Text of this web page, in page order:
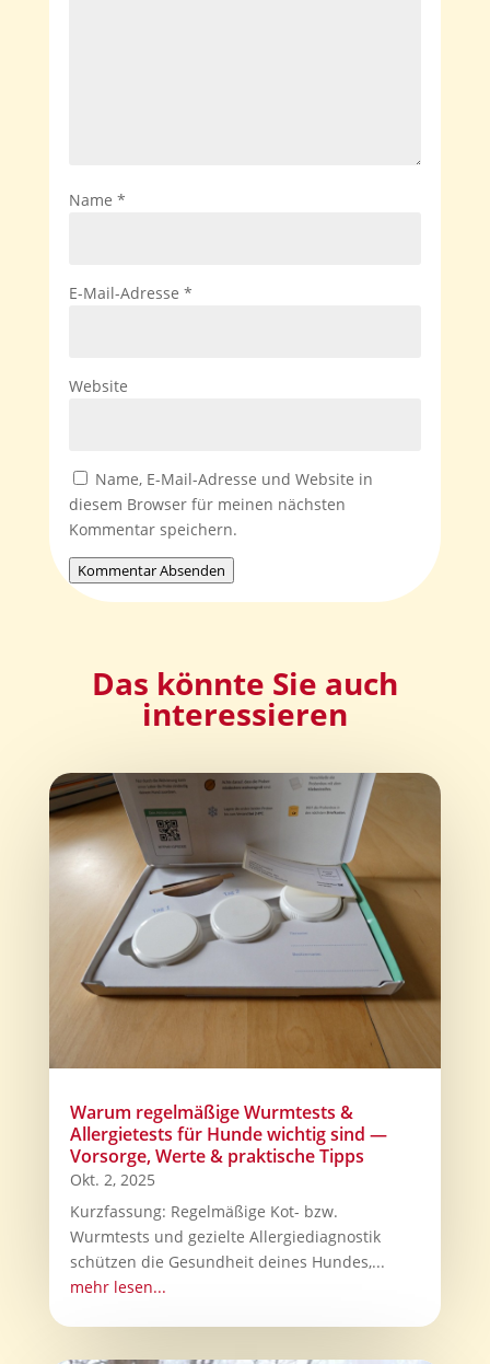
Name *
E-Mail-Adresse *
Website
Name, E-Mail-Adresse und Website in
diesem Browser für meinen nächsten
Kommentar speichern.
Kommentar Absenden
Das könnte Sie auch
interessieren
Warum regelmäßige Wurmtests &
Allergietests für Hunde wichtig sind —
Vorsorge, Werte & praktische Tipps
Okt. 2, 2025
Kurzfassung: Regelmäßige Kot- bzw.
Wurmtests und gezielte Allergiediagnostik
schützen die Gesundheit deines Hundes,...
mehr lesen...